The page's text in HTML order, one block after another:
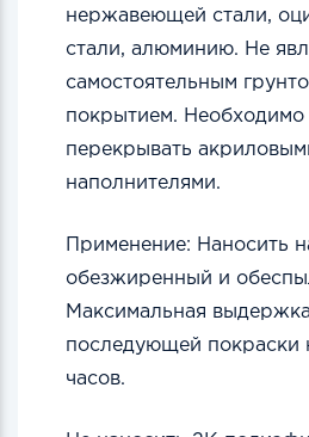
нержавеющей стали,
стали, алюминию. Не
самостоятельным
покрытием. Необходимо
перекрывать
наполнителями.
Применение: Наносить
обезжиренный и
Максимальная
последующей покраски
часов.